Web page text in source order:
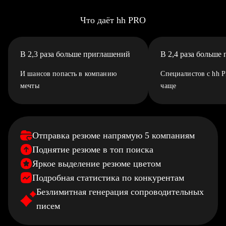
Что даёт hh PRO
В 2,3 раза больше приглашений
И шансов попасть в компанию
мечты
В 2,4 раза больше
Специалистов с hh
чаще
Отправка резюме напрямую 5 компаниям
Поднятие резюме в топ поиска
Яркое выделение резюме цветом
Подробная статистика по конкурентам
Безлимитная генерация сопроводительных
писем